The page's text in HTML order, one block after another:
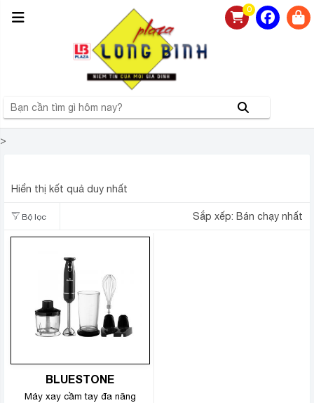
0
>
Hiển thị kết quả duy nhất
Bộ lọc Sắp xếp: Bán chạy nhất
BLUESTONE
Máy xay cầm tay đa năng